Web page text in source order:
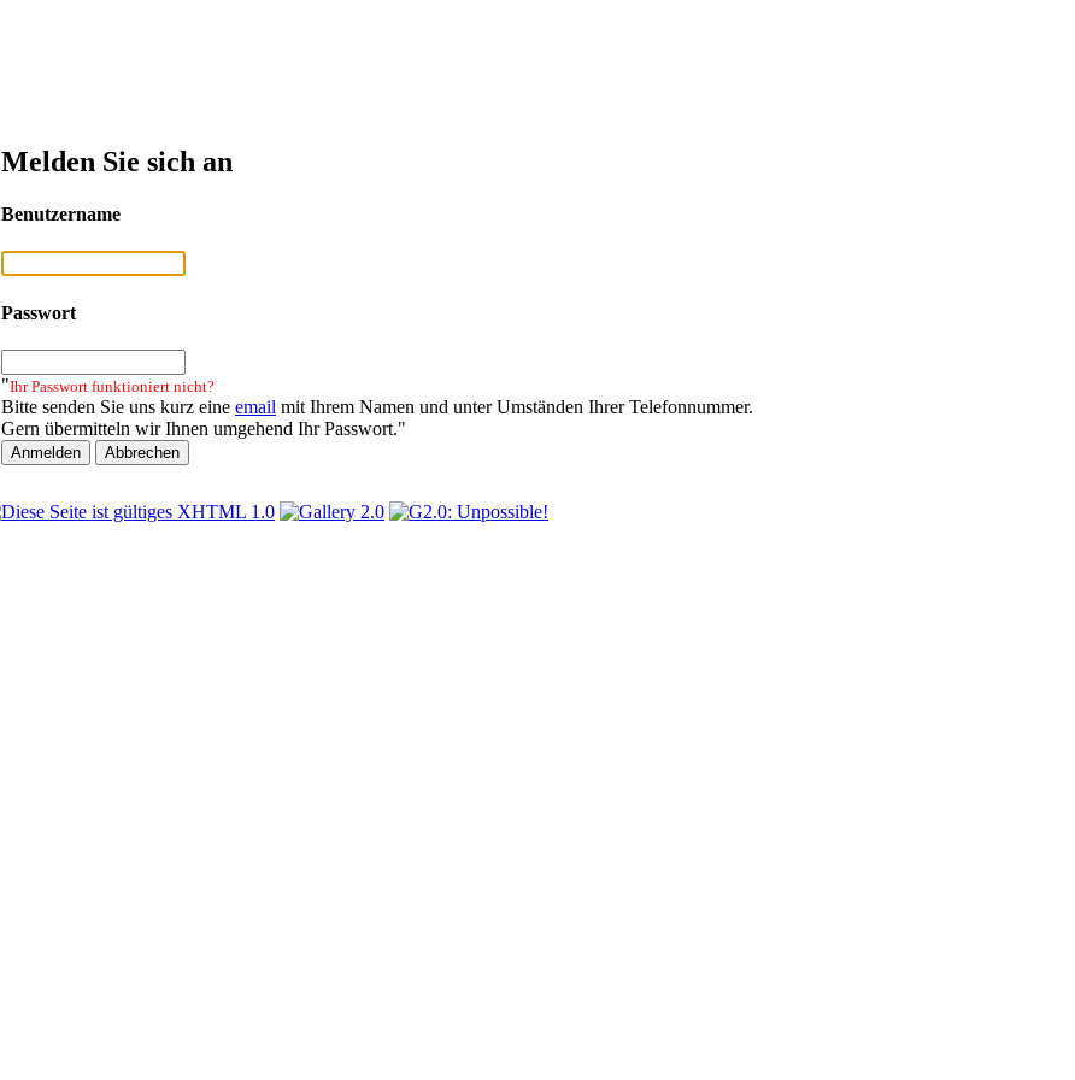
Melden Sie sich an
Benutzername
Passwort
"Ihr Passwort funktioniert nicht?
Bitte senden Sie uns kurz eine email mit Ihrem Namen und unter Umständen Ihrer Telefonnummer.
Gern übermitteln wir Ihnen umgehend Ihr Passwort."